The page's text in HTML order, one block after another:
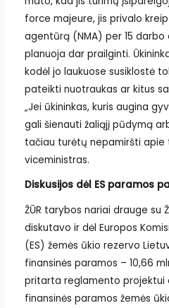
force majeure, jis privalo
agentūrą (NMA) per 15 darbo
planuoja dar prailginti.
kodėl jo laukuose susiklostė
pateikti nuotraukas ar kitus
„Jei ūkininkas, kuris augina
gali šienauti žaliąjį pūdymą
tačiau turėtų nepamiršti apie
viceministras.
Diskusijos dėl ES paramos
ŽŪR tarybos nariai drauge su
diskutavo ir dėl Europos
(ES) žemės ūkio rezervo
finansinės paramos – 10,66
pritarta reglamento projektui
finansinės paramos žemės